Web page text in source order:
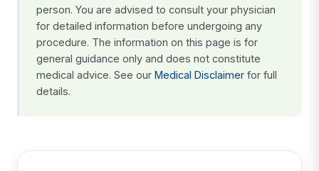
person. You are advised to consult your physician
for detailed information before undergoing any
procedure. The information on this page is for
general guidance only and does not constitute
medical advice. See our Medical Disclaimer for full
details.